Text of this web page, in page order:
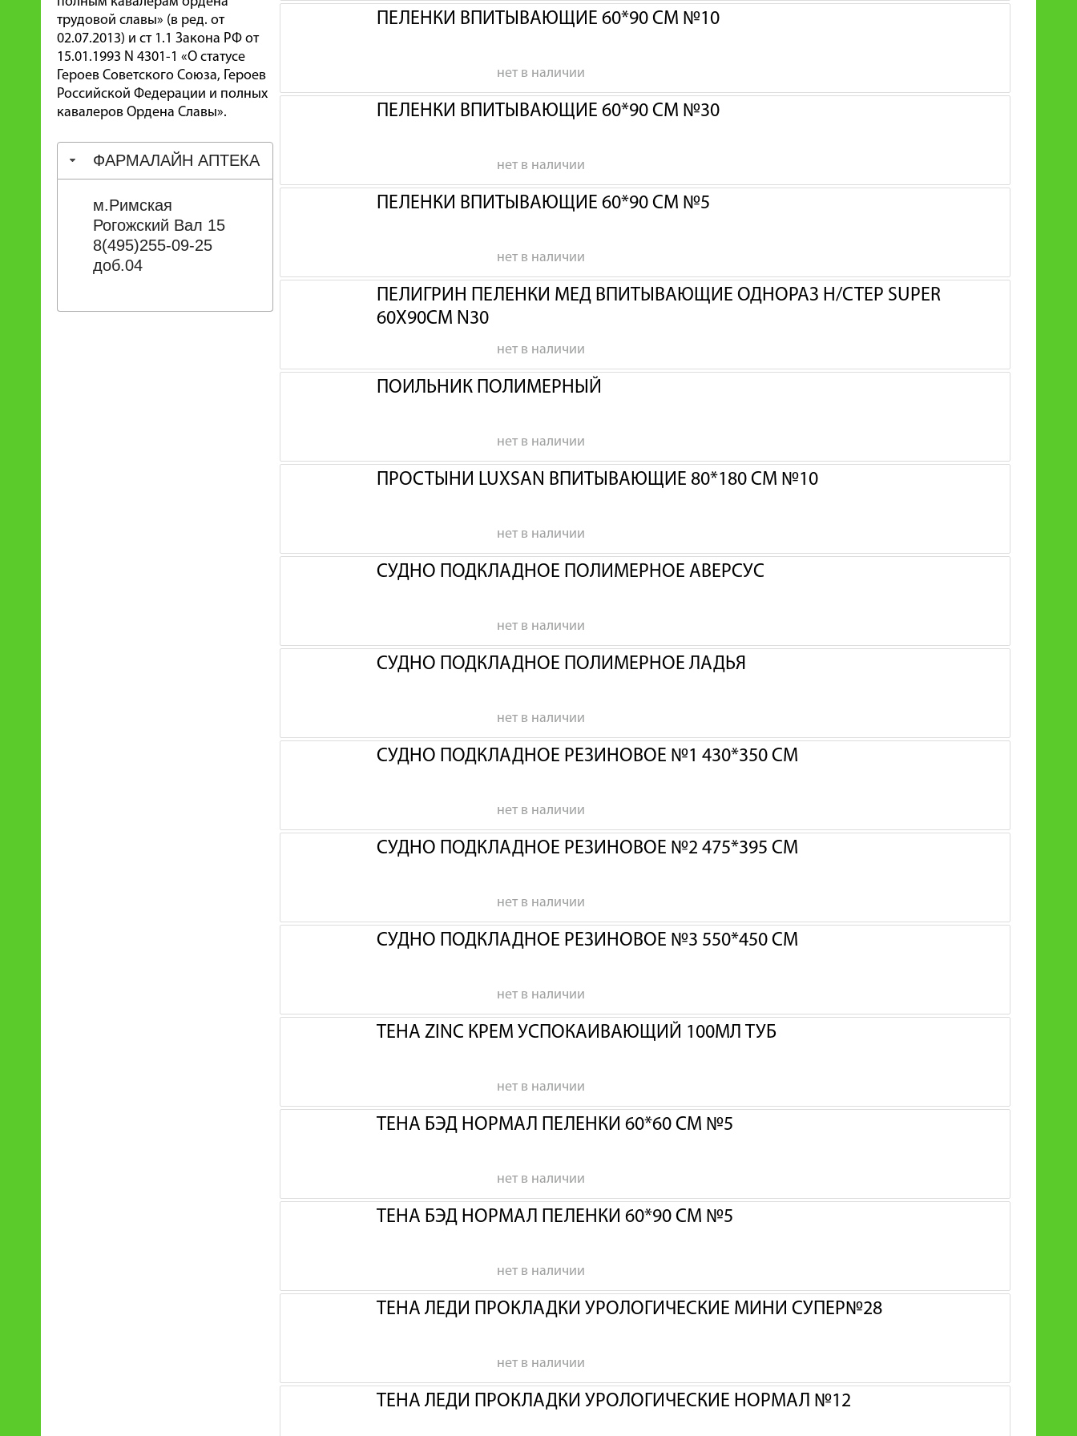
трудовой славы» (в ред. от
02.07.2013) и ст 1.1 Закона РФ от
15.01.1993 N 4301-1 «О статусе
Героев Советского Союза, Героев
Российской Федерации и полных
кавалеров Ордена Славы».
ФАРМАЛАЙН АПТЕКА
м.Римская
Рогожский Вал 15
8(495)255-09-25
доб.04
ПЕЛЕНКИ ВПИТЫВАЮЩИЕ 60*90 СМ №10
нет в наличии
ПЕЛЕНКИ ВПИТЫВАЮЩИЕ 60*90 СМ №30
нет в наличии
ПЕЛЕНКИ ВПИТЫВАЮЩИЕ 60*90 СМ №5
нет в наличии
ПЕЛИГРИН ПЕЛЕНКИ МЕД ВПИТЫВАЮЩИЕ ОДНОРАЗ Н/СТЕР SUPER
60Х90СМ N30
нет в наличии
ПОИЛЬНИК ПОЛИМЕРНЫЙ
нет в наличии
ПРОСТЫНИ LUXSAN ВПИТЫВАЮЩИЕ 80*180 СМ №10
нет в наличии
СУДНО ПОДКЛАДНОЕ ПОЛИМЕРНОЕ АВЕРСУС
нет в наличии
СУДНО ПОДКЛАДНОЕ ПОЛИМЕРНОЕ ЛАДЬЯ
нет в наличии
СУДНО ПОДКЛАДНОЕ РЕЗИНОВОЕ №1 430*350 СМ
нет в наличии
СУДНО ПОДКЛАДНОЕ РЕЗИНОВОЕ №2 475*395 СМ
нет в наличии
СУДНО ПОДКЛАДНОЕ РЕЗИНОВОЕ №3 550*450 СМ
нет в наличии
ТЕНА ZINC КРЕМ УСПОКАИВАЮЩИЙ 100МЛ ТУБ
нет в наличии
ТЕНА БЭД НОРМАЛ ПЕЛЕНКИ 60*60 СМ №5
нет в наличии
ТЕНА БЭД НОРМАЛ ПЕЛЕНКИ 60*90 СМ №5
нет в наличии
ТЕНА ЛЕДИ ПРОКЛАДКИ УРОЛОГИЧЕСКИЕ МИНИ СУПЕР№28
нет в наличии
ТЕНА ЛЕДИ ПРОКЛАДКИ УРОЛОГИЧЕСКИЕ НОРМАЛ №12